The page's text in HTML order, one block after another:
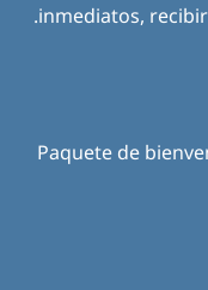
inmediatos,
Paquete de